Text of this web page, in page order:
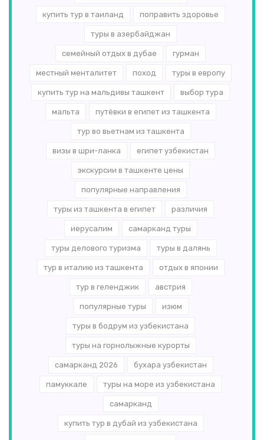
купить тур в таиланд поправить здоровье
туры в азербайджан
семейный отдых в дубае гурман
местный менталитет поход туры в европу
купить тур на мальдивы ташкент выбор тура
мальта путёвки в египет из ташкента
тур во вьетнам из ташкента
визы в шри-ланка египет узбекистан
экскурсии в ташкенте цены
популярные направления
туры из ташкента в египет различия
иерусалим самарканд туры
туры делового туризма туры в далянь
тур в италию из ташкента отдых в японии
тур в геленджик австрия
популярные туры изюм
туры в бодрум из узбекистана
туры на горнолыжные курорты
самарканд 2026 бухара узбекистан
памуккале туры на море из узбекистана
самарканд
купить тур в дубай из узбекистана